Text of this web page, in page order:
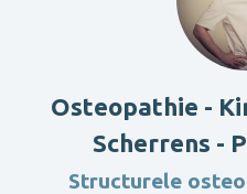
Osteopathie -
Scherrens -
Structurele